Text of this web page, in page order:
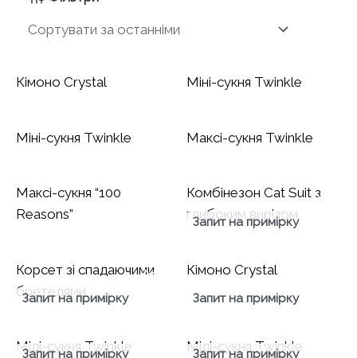
Кімоно Crystal Міні-сукня Twinkle
Міні-сукня Twinkle Максі-сукня Twinkle
Максі-сукня “100
Reasons”
Комбінезон Cat Suit з
глибоким вирізом
Корсет зі спадаючими
бретелями
Запит на примірку
Кімоно Crystal
Запит на примірку
Міді-сукня Twinkle
Запит на примірку
Міді-сукня Twinkle
Запит на примірку Запит на примірку